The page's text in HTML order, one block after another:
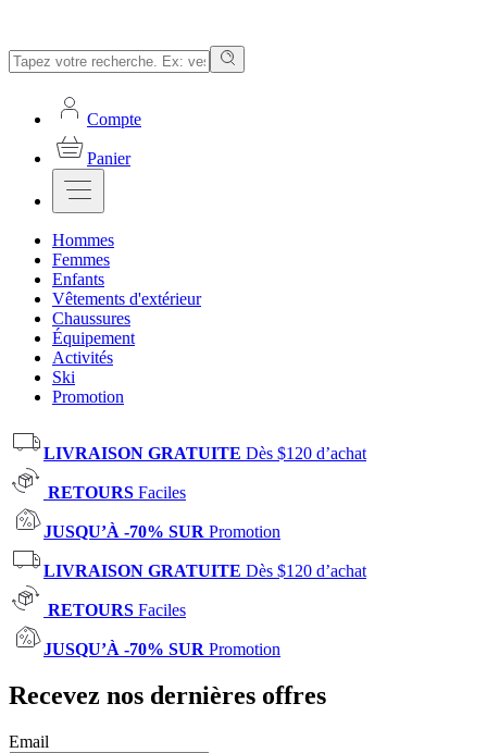
Compte
Panier
Hommes
Femmes
Enfants
Vêtements d'extérieur
Chaussures
Équipement
Activités
Ski
Promotion
LIVRAISON GRATUITE Dès $120 d’achat
RETOURS Faciles
JUSQU’À -70% SUR Promotion
LIVRAISON GRATUITE Dès $120 d’achat
RETOURS Faciles
JUSQU’À -70% SUR Promotion
Recevez nos dernières offres
Email